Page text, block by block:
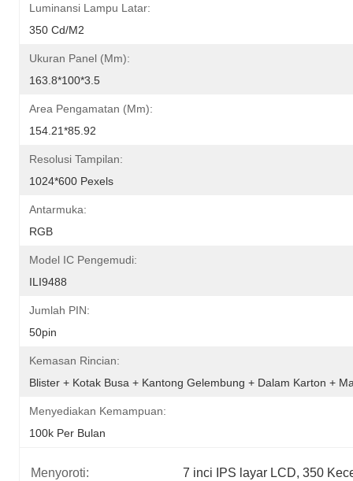
Luminansi Lampu Latar:
350 Cd/m2
Ukuran Panel (mm):
163.8*100*3.5
Area Pengamatan (mm):
154.21*85.92
Resolusi Tampilan:
1024*600 Pexels
Antarmuka:
RGB
Model IC Pengemudi:
ILI9488
Jumlah PIN:
50pin
Kemasan Rincian:
Blister + Kotak Busa + Kantong Gelembung + Dalam Karton +
Menyediakan Kemampuan:
100k Per Bulan
Menyoroti: 7 inci IPS layar LCD, 350